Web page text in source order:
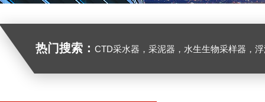
热门搜索： CTD采水器，采泥器，水生生物采样器，浮游生物多联采样网，海洋微塑料采样分析系统，浮游动物扫描分析系统，水下颗粒物和浮游动物图像原位采集系